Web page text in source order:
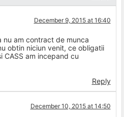
December 9, 2015 at 16:40
am contract de munca
obtin niciun venit, ce obligatii
CASS am incepand cu
Reply
December 10, 2015 at 14:50